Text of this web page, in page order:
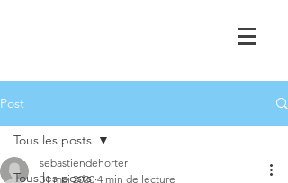
Post
Tous les posts
Tous les posts
sebastiendehorter
31 mai 2020 4 min de lecture